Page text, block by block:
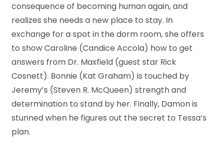
consequence of becoming human again, and
realizes she needs a new place to stay. In
exchange for a spot in the dorm room, she offers
to show Caroline (Candice Accola) how to get
answers from Dr. Maxfield (guest star Rick
Cosnett). Bonnie (Kat Graham) is touched by
Jeremy’s (Steven R. McQueen) strength and
determination to stand by her. Finally, Damon is
stunned when he figures out the secret to Tessa’s
plan.